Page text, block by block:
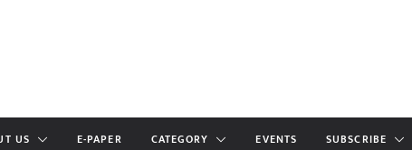
US E-PAPER CATEGORY EVENTS SUBSCRIBE